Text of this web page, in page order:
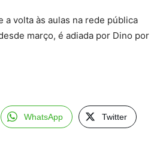
a volta às aulas na rede pública
março, é adiada por Dino por
WhatsApp Twitter